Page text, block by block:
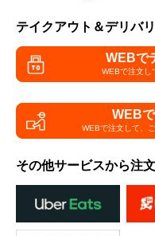
テイクアウト＆デリバ
WEBで
WEBで注文し
WEB
WEBで注文して、
その他サービスから注文